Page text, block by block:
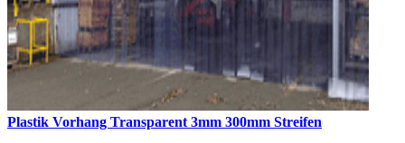
Plastik Vorhang Transparent 3mm 300mm Streifen